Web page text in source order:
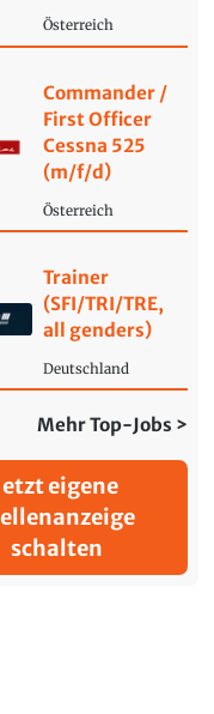
Österreich
Commander /
First Officer
Cessna 525
(m/f/d)
Österreich
Trainer
(SFI/TRI/TRE,
all genders)
Deutschland
Mehr Top-Jobs >
eigene
schalten